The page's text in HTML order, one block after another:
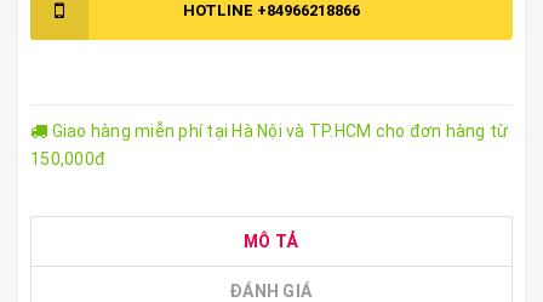
HOTLINE +84966218866
Giao hàng miễn phí tại Hà Nội và TP.HCM cho đơn hàng từ
150,000đ
MÔ TẢ
ĐÁNH GIÁ